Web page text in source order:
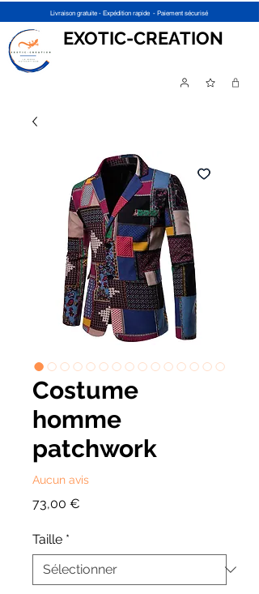
Livraison gratuite - Expédition rapide - Paiement sécurisé
EXOTIC-CREATION
Costume
homme
patchwork
Aucun avis
73,00 €
Taille *